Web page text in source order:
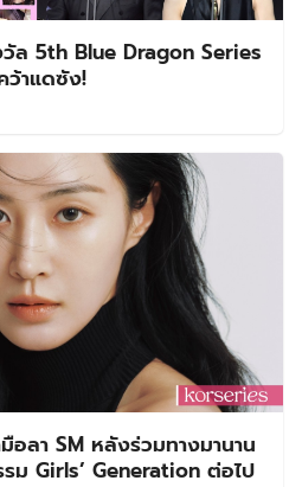
วัล 5th Blue Dragon Series
าแดซัง!
มือลา SM หลังร่วมทางมานาน
ม Girls’ Generation ต่อไป